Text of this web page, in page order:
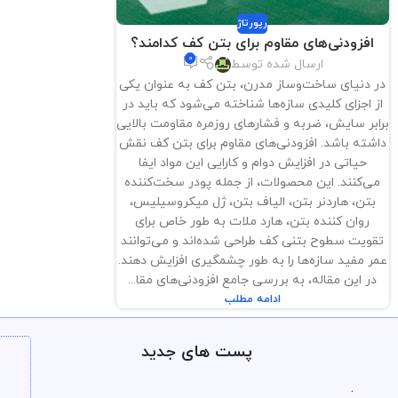
رپورتاژ
افزودنی‌های مقاوم برای بتن کف کدامند؟
ارسال شده توسط 0
در دنیای ساخت‌وساز مدرن، بتن کف به عنوان یکی
از اجزای کلیدی سازه‌ها شناخته می‌شود که باید در
برابر سایش، ضربه و فشارهای روزمره مقاومت بالایی
داشته باشد. افزودنی‌های مقاوم برای بتن کف نقش
حیاتی در افزایش دوام و کارایی این مواد ایفا
می‌کنند. این محصولات، از جمله پودر سخت‌کننده
بتن، هاردنر بتن، الیاف بتن، ژل میکروسیلیس،
روان کننده بتن، هارد ملات به طور خاص برای
تقویت سطوح بتنی کف طراحی شده‌اند و می‌توانند
عمر مفید سازه‌ها را به طور چشمگیری افزایش دهند.
در این مقاله، به بررسی جامع افزودنی‌های مقا...
ادامه مطلب
پست های جدید
.